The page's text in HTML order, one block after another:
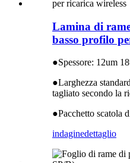
Lamina di
basso profilo
●Spessore: 12um
●Larghezza
tagliato secondo la
●Pacchetto scatola
indaginedettaglio